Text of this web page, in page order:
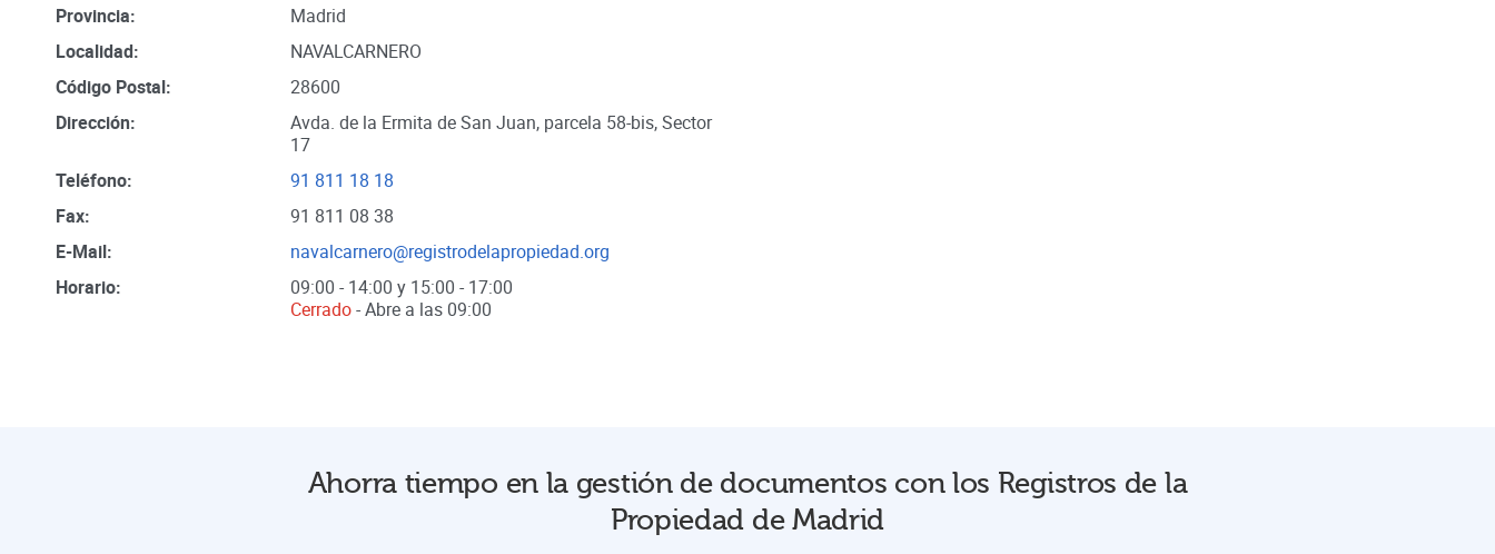
Provincia:
Madrid
Localidad:
NAVALCARNERO
Código Postal:
28600
Dirección:
Avda. de la Ermita de San Juan, parcela 58-bis, Sector
17
Teléfono:
91 811 18 18
Fax:
91 811 08 38
E-Mail:
navalcarnero@registrodelapropiedad.org
Horario:
09:00 - 14:00 y 15:00 - 17:00
Cerrado- Abre a las 09:00
Ahorra tiempo en la gestión de documentos con los Registros de la
Propiedad de Madrid